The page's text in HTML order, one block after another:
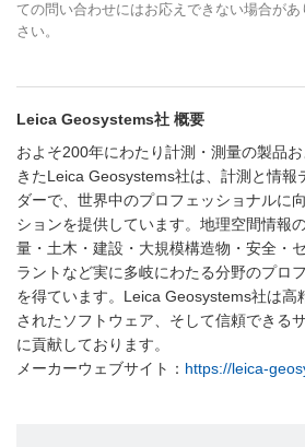
ての問い合わせにはお応えできない場合が
さい。
Leica Geosystems社 概要
およそ200年にわたり計測・測量の製品
きたLeica Geosystems社は、計測と情報
ダーで、世界中のプロフェッショナルに
ションを提供しています。地理空間情報
量・土木・建設・大規模構造物・安全・
ラントなど実に多岐にわたる分野のプロ
を得ています。Leica Geosystems社は高
されたソフトウェア、そして信頼できる
に貢献しております。
メーカーウェブサイト： https://leica-